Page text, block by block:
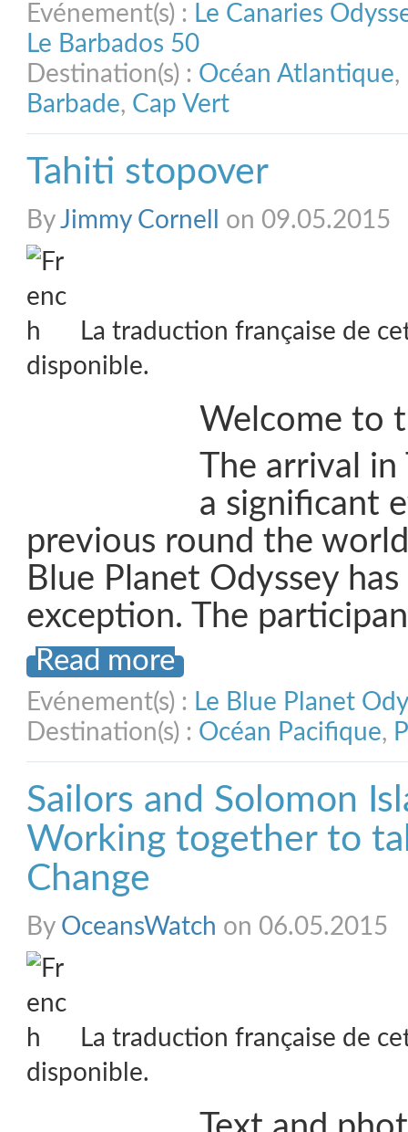
Evénement(s) : Le Canaries
Le Barbados 50
Destination(s) : Océan Atlantique,
Barbade, Cap Vert
Tahiti stopover
ByJimmy Cornell on 09.05.2015
La traduction française de
disponible.
Welcome to
The arrival
a significant
previous round the
Blue Planet Odyssey
exception. The
Read more
Evénement(s) : Le Blue Planet
Destination(s) : Océan Pacifique,
Sailors and Solomon
Working together to
Change
By OceansWatch on 06.05.2015
La traduction française de
disponible.